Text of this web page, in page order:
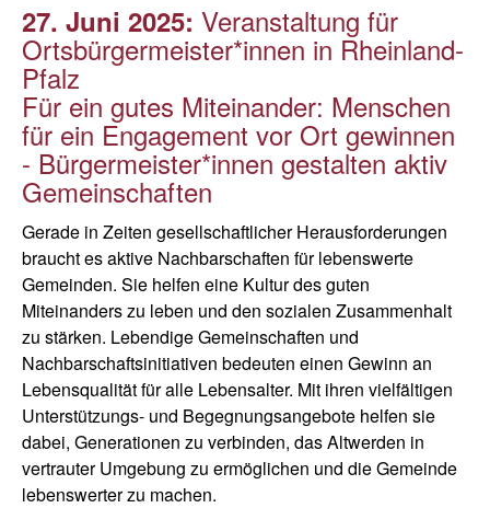
27. Juni 2025: Veranstaltung für
Ortsbürgermeister*innen in Rheinland-
Pfalz
Für ein gutes Miteinander: Menschen
für ein Engagement vor Ort gewinnen
- Bürgermeister*innen gestalten aktiv
Gemeinschaften
Gerade in Zeiten gesellschaftlicher Herausforderungen
braucht es aktive Nachbarschaften für lebenswerte
Gemeinden. Sie helfen eine Kultur des guten
Miteinanders zu leben und den sozialen Zusammenhalt
zu stärken. Lebendige Gemeinschaften und
Nachbarschaftsinitiativen bedeuten einen Gewinn an
Lebensqualität für alle Lebensalter. Mit ihren vielfältigen
Unterstützungs- und Begegnungsangebote helfen sie
dabei, Generationen zu verbinden, das Altwerden in
vertrauter Umgebung zu ermöglichen und die Gemeinde
lebenswerter zu machen.